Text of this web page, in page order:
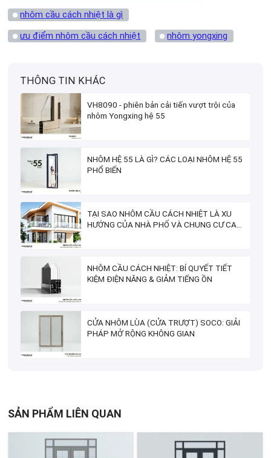
nhôm cầu cách nhiệt là gì
ưu điểm nhôm cầu cách nhiệt
nhôm yongxing
THÔNG TIN KHÁC
VH8090 - phiên bản cải tiến vượt trội của
nhôm Yongxing hệ 55
NHÔM HỆ 55 LÀ GÌ? CÁC LOẠI NHÔM HỆ 55
PHỔ BIẾN
TẠI SAO NHÔM CẦU CÁCH NHIỆT LÀ XU
HƯỚNG CỦA NHÀ PHỐ VÀ CHUNG CƯ CAO
NHÔM CẦU CÁCH NHIỆT: BÍ QUYẾT TIẾT
KIỆM ĐIỆN NĂNG & GIẢM TIẾNG ỒN
CỬA NHÔM LÙA (CỬA TRƯỢT) SOCO: GIẢI
PHÁP MỞ RỘNG KHÔNG GIAN
SẢN PHẨM LIÊN QUAN